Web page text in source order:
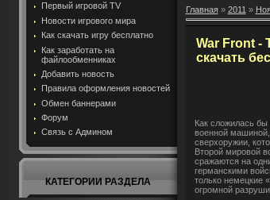
Первый игровой TV
Новости игрового мира
Как скачать игру бесплатно
Как заработать на
файлообменниках
Добавить новость
Правила оформления новостей
Обмен баннерами
Форум
Связь с Админом
КАТЕГОРИИ РАЗДЕЛА
Главная» 2011 »
War Front -
скачать
Как сложилась
военной
сверхоружии,
Второй мировой
сражаются на
германскими
только немецкие
огромной